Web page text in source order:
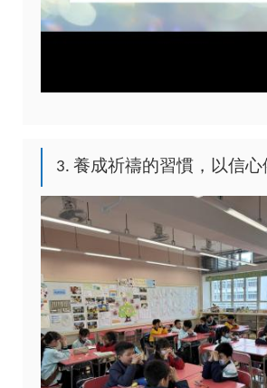
3. 養成祈禱的習慣，以信心